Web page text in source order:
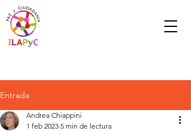
Entrada
Andrea Chiappini
1 feb 2023 5 min de lectura